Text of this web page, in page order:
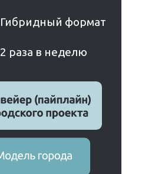
2 раза в неделю
Гибридный формат